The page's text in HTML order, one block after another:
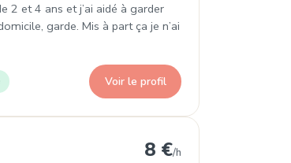
2 et 4 ans et j’ai aidé à garder
garde. Mis à part ça je n’ai
Voir le profil
8 €/h